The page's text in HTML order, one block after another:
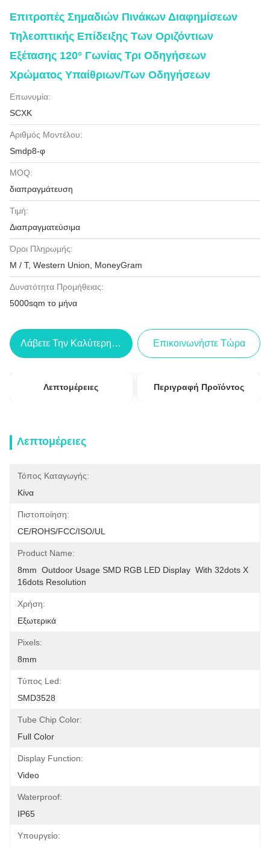
Επιτροπές Σημαδιών Πινάκων Διαφημίσεων
Τηλεοπτικής Επίδειξης Των Οριζόντιων
Εξέτασης 120° Γωνίας Τρι Οδηγήσεων
Χρώματος Υπαίθριων/των Οδηγήσεων
Επωνυμία:
SCXK
Αριθμός Μοντέλου:
Smdp8-φ
MOQ:
διαπραγμάτευση
Τιμή:
Διαπραγματεύσιμα
Όροι Πληρωμής:
Μ / Τ, Western Union, MoneyGram
Δυνατότητα Προμήθειας:
5000sqm το μήνα
Λάβετε Την Καλύτερη Τιμή Επικοινωνήστε Τώρα
Λεπτομέρειες Περιγραφή Προϊόντος
Λεπτομέρειες
Τόπος Καταγωγής:
Κίνα
Πιστοποίηση:
CE/ROHS/FCC/ISO/UL
Product Name:
8mm  Outdoor Usage SMD RGB LED Display  With 32dots X
16dots Resolution
Χρήση:
Εξωτερικά
Pixels:
8mm
Τύπος Led:
SMD3528
Tube Chip Color:
Full Color
Display Function:
Video
Waterproof:
IP65
Υπουργείο: